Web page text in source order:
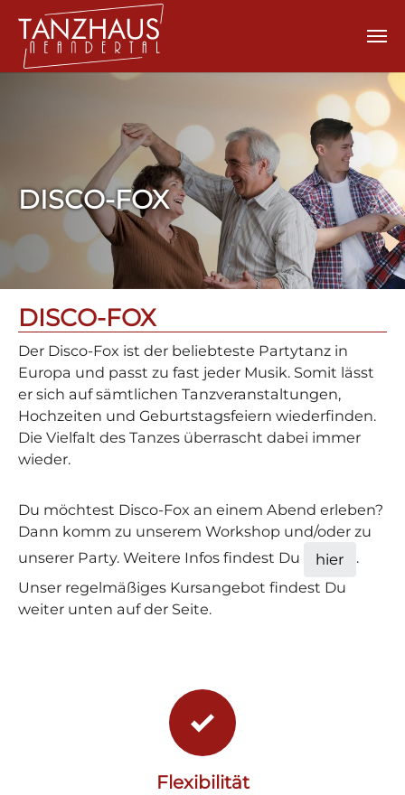
Zum Hauptinhalt springen
DISCO-FOX
DISCO-FOX
Der Disco-Fox ist der beliebteste Partytanz in
Europa und passt zu fast jeder Musik. Somit lässt
er sich auf sämtlichen Tanzveranstaltungen,
Hochzeiten und Geburtstagsfeiern wiederfinden.
Die Vielfalt des Tanzes überrascht dabei immer
wieder.
Du möchtest Disco-Fox an einem Abend erleben?
Dann komm zu unserem Workshop und/oder zu
unserer Party. Weitere Infos findest Du
hier
.
Unser regelmäßiges Kursangebot findest Du
weiter unten auf der Seite.
Flexibilität